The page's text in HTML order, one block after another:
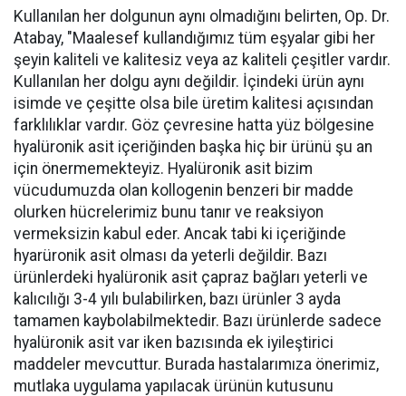
Kullanılan her dolgunun aynı olmadığını belirten, Op. Dr.
Atabay, "Maalesef kullandığımız tüm eşyalar gibi her
şeyin kaliteli ve kalitesiz veya az kaliteli çeşitler vardır.
Kullanılan her dolgu aynı değildir. İçindeki ürün aynı
isimde ve çeşitte olsa bile üretim kalitesi açısından
farklılıklar vardır. Göz çevresine hatta yüz bölgesine
hyalüronik asit içeriğinden başka hiç bir ürünü şu an
için önermemekteyiz. Hyalüronik asit bizim
vücudumuzda olan kollogenin benzeri bir madde
olurken hücrelerimiz bunu tanır ve reaksiyon
vermeksizin kabul eder. Ancak tabi ki içeriğinde
hyarüronik asit olması da yeterli değildir. Bazı
ürünlerdeki hyalüronik asit çapraz bağları yeterli ve
kalıcılığı 3-4 yılı bulabilirken, bazı ürünler 3 ayda
tamamen kaybolabilmektedir. Bazı ürünlerde sadece
hyalüronik asit var iken bazısında ek iyileştirici
maddeler mevcuttur. Burada hastalarımıza önerimiz,
mutlaka uygulama yapılacak ürünün kutusunu